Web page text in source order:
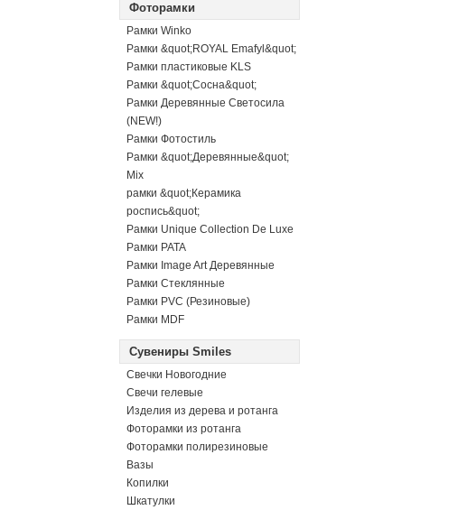
Фоторамки
Рамки Winko
Рамки &quot;ROYAL Emafyl&quot;
Рамки пластиковые KLS
Рамки &quot;Сосна&quot;
Рамки Деревянные Светосила
(NEW!)
Рамки Фотостиль
Рамки &quot;Деревянные&quot;
Mix
рамки &quot;Керамика
роспись&quot;
Рамки Unique Collection De Luxe
Рамки PATA
Рамки Image Art Деревянные
Рамки Стеклянные
Рамки PVC (Резиновые)
Рамки MDF
Сувениры Smiles
Свечки Новогодние
Свечи гелевые
Изделия из дерева и ротанга
Фоторамки из ротанга
Фоторамки полирезиновые
Вазы
Копилки
Шкатулки